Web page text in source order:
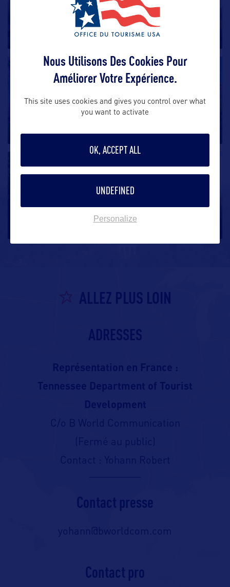
Localité typique des Appalaches dynamisée par le
tourisme, on y trouve…
Knoxville
La troisième ville du Tennessee est trop souvent
ALLEZ PLUS LOIN
ADRESSES
Représentation en France :
Tennessee Department of Tourist
Development
C/o B World Communication
(Fermé au public)
Contact : Yohann Robert
Contact presse
yohann@bworldcom.com
Contact pro
Nous Utilisons Des Cookies Pour
Améliorer Votre Expérience.
This site uses cookies and gives you control over what
you want to activate
OK, ACCEPT ALL
UNDEFINED
Personalize